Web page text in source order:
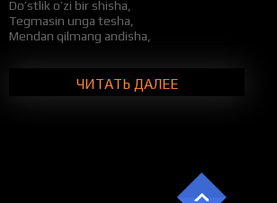
Do’stlik o’zi bir shisha,
Tegmasin unga tesha,
Mendan qilmang andisha,
Sizlar mening ko’zlarim.
Koyib qo’yishga haqqim bor. Nima bo’lganda ham,
ЧИТАТЬ ДАЛЕЕ